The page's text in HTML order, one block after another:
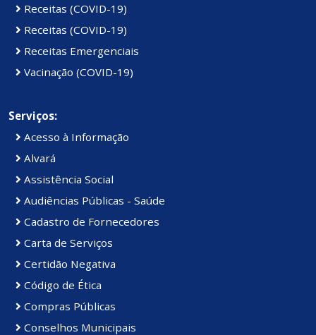
Receitas (COVID-19)
Receitas (COVID-19)
Receitas Emergenciais
Vacinação (COVID-19)
Serviços:
Acesso à Informação
Alvará
Assistência Social
Audiências Públicas - Saúde
Cadastro de Fornecedores
Carta de Serviços
Certidão Negativa
Código de Ética
Compras Públicas
Conselhos Municipais